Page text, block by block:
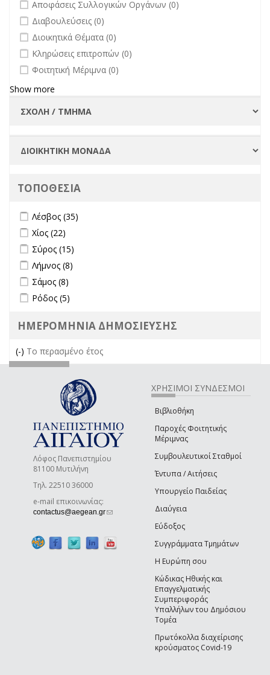
Αποφάσεις Συλλογικών Οργάνων (0)
undefined
Διαβουλεύσεις (0)
undefined
Διοικητικά Θέματα (0)
undefined
Κληρώσεις επιτροπών (0)
undefined
Φοιτητική Μέριμνα (0)
Show more
ΤΟΠΟΘΕΣΙΑ
Apply Λέσβος filter
Λέσβος (35)
Apply Χίος filter
Χίος (22)
Apply Σύρος filter
Σύρος (15)
Apply Λήμνος filter
Λήμνος (8)
Apply Σάμος filter
Σάμος (8)
Apply Ρόδος filter
Ρόδος (5)
ΗΜΕΡΟΜΗΝΙΑ ΔΗΜΟΣΙΕΥΣΗΣ
(-) Remove Το περασμένο έτος filter
Το περασμένο έτος
Λόφος Πανεπιστημίου
81100 Μυτιλήνη
Τηλ. 22510 36000
e-mail επικοινωνίας:
contactus@aegean.gr(link sends e-mail)
ΧΡΗΣΙΜΟΙ ΣΥΝΔΕΣΜΟΙ
Βιβλιοθήκη
Παροχές Φοιτητικής
Μέριμνας
Συμβουλευτικοί Σταθμοί
Έντυπα / Αιτήσεις
Υπουργείο Παιδείας
Διαύγεια
Εύδοξος
Συγγράμματα Τμημάτων
Η Ευρώπη σου
Κώδικας Ηθικής και
Επαγγελματικής
Συμπεριφοράς
Υπαλλήλων του Δημόσιου
Τομέα
Πρωτόκολλα διαχείρισης
κρούσματος Covid-19